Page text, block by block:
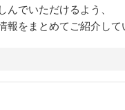
んでいただけるよう、
報をまとめてご紹介して